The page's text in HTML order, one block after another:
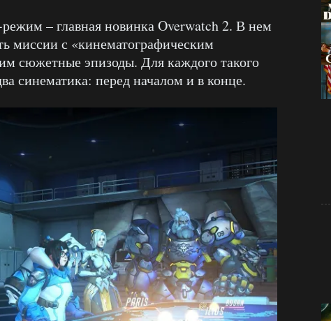
– главная новинка Overwatch 2. В нем
миссии с «кинематографическим
сюжетные эпизоды. Для каждого такого
синематика: перед началом и в конце.